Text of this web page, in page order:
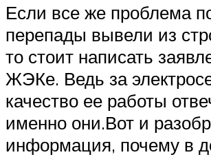
Если все же проблема
перепады вывели из
то стоит написать
ЖЭКе. Ведь за
качество ее работы
именно они.Вот и
информация, почему в